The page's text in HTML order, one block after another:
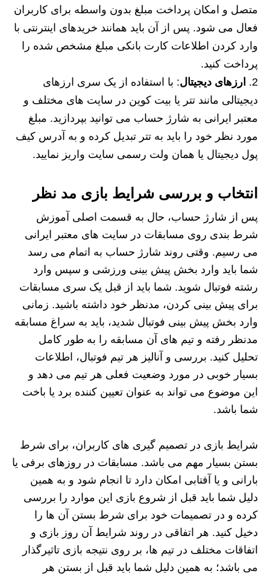
متصل و امکان پرداخت مبلغ بدون واسطه برای کاربران
فعال می شود. پس از آن باید همانند خریدهای اینترنتی با
وارد کردن اطلاعات کارت بانکی مبلغ مشخص شده را
پرداخت کنید.
ارزهای دیجیتال: با استفاده از یک سری ارزهای
دیجیتالی مانند تتر یا بیت کوین در سایت های مختلف و
معتبر ایرانی به شارژ حساب می توانید بپردازید. مبلغ
مورد نظر خود را باید به تتر تبدیل کرده و به آدرس کیف
پول دیجیتال یا همان ولت رسمی سایت واریز نمایید.
انتخاب و بررسی شرایط بازی مد نظر
پس از شارژ حساب، حال به قسمت اصلی آموزش
شرط بندی روی مسابقات در سایت های معتبر ایرانی
می رسیم. وقتی روند شارژ حساب به اتمام می رسد
شما باید وارد بخش پیش بینی ورزشی و سپس وارد
رشته فوتبال شوید. شما باید از قبل یک سری مسابقات
برای پیش بینی کردن، مدنظر خود داشته باشید. زمانی
وارد بخش پیش بینی فوتبال شدید، باید به سراغ مسابقه
مدنظر رفته و تیم های آن مسابقه را به طور کامل
تحلیل کنید. بررسی و آنالیز هر تیم فوتبال، اطلاعات
بسیار خوبی در مورد وضعیت فعلی هر تیم می دهد و
این موضوع می تواند به عنوان تعیین کننده برد یا باخت
شما باشد.
شرایط بازی در تصمیم گیری های کاربران، برای شرط
بستن بسیار مهم می باشد. مسابقات در روزهای برفی یا
بارانی و یا آفتابی امکان دارد تا انجام شود و به همین
دلیل شما باید قبل از شروع بازی این موارد را بررسی
کرده و در تصمیمات خود برای شرط بستن آن ها را
دخیل کنید. هر اتفاقی در روند شرایط آن روز بازی و
اتفاقات مختلف در تیم ها، بر روی نتیجه بازی تاثیرگذار
می باشد؛ به همین دلیل شما باید قبل از بستن هر